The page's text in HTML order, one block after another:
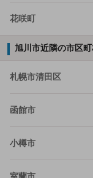
花咲町
旭川市近隣の市区
札幌市清田区
函館市
小樽市